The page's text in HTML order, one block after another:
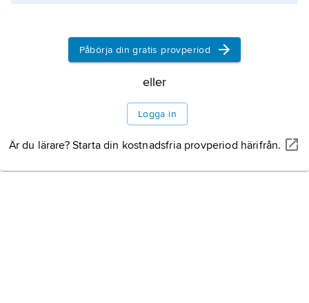
Påbörja din gratis provperiod
eller
Logga in
Är du lärare? Starta din kostnadsfria provperiod härifrån.